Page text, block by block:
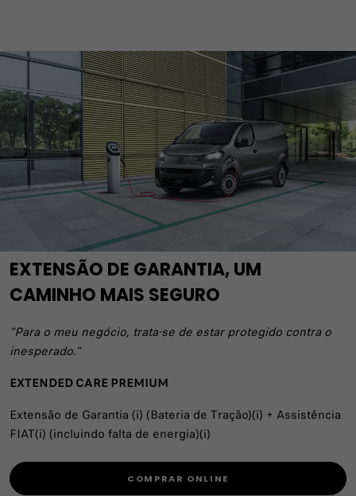
EXTENSÃO DE GARANTIA, UM
CAMINHO MAIS SEGURO
“Para o meu negócio, trata-se de estar protegido contra o
inesperado."
EXTENDED CARE PREMIUM
Extensão de Garantia (i) (Bateria de Tração)(i) + Assistência
FIAT(i) (incluindo falta de energia)(i)
COMPRAR ONLINE